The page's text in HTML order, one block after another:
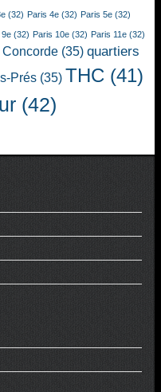
(32) Paris 4e (32) Paris 5e (32)
9e (32) Paris 10e (32) Paris 11e (32)
(35) quartiers
Prés (35) THC (41)
(42)